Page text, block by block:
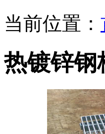
当前位置：
热镀锌钢